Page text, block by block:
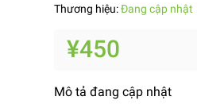
Thương hiệu:Đang cập nhật
¥450
Mô tả đang cập nhật